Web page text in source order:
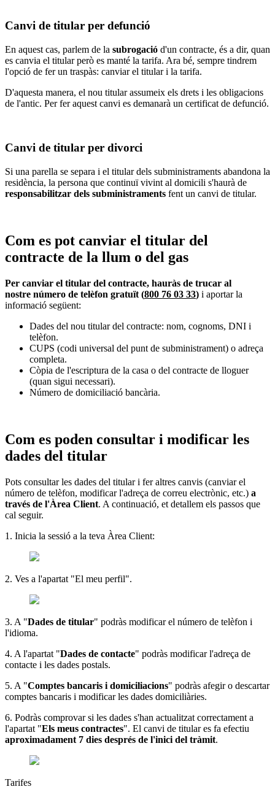
Canvi de titular per defunció
En aquest cas, parlem de la subrogació d'un contracte, és a dir, quan
es canvia el titular però es manté la tarifa. Ara bé, sempre tindrem
l'opció de fer un traspàs: canviar el titular i la tarifa.
D'aquesta manera, el nou titular assumeix els drets i les obligacions
de l'antic. Per fer aquest canvi es demanarà un certificat de defunció.
Canvi de titular per divorci
Si una parella se separa i el titular dels subministraments abandona la
residència, la persona que continuï vivint al domicili s'haurà de
responsabilitzar dels subministraments fent un canvi de titular.
Com es pot canviar el titular del
contracte de la llum o del gas
Per canviar el titular del contracte, hauràs de trucar al
nostre número de telèfon gratuït (800 76 03 33) i aportar la
informació següent:
Dades del nou titular del contracte: nom, cognoms, DNI i
telèfon.
CUPS (codi universal del punt de subministrament) o adreça
completa.
Còpia de l'escriptura de la casa o del contracte de lloguer
(quan sigui necessari).
Número de domiciliació bancària.
Com es poden consultar i modificar les
dades del titular
Pots consultar les dades del titular i fer altres canvis (canviar el
número de telèfon, modificar l'adreça de correu electrònic, etc.) a
través de l'Àrea Client. A continuació, et detallem els passos que
cal seguir.
1. Inicia la sessió a la teva Àrea Client:
2. Ves a l'apartat "El meu perfil".
3. A "Dades de titular" podràs modificar el número de telèfon i
l'idioma.
4. A l'apartat "Dades de contacte" podràs modificar l'adreça de
contacte i les dades postals.
5. A "Comptes bancaris i domiciliacions" podràs afegir o descartar
comptes bancaris i modificar les dades domiciliàries.
6. Podràs comprovar si les dades s'han actualitzat correctament a
l'apartat "Els meus contractes". El canvi de titular es fa efectiu
aproximadament 7 dies després de l'inici del tràmit.
Tarifes